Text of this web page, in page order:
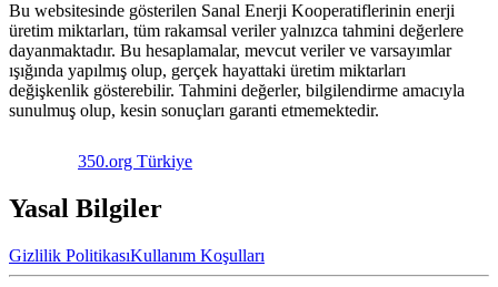
Bu websitesinde gösterilen Sanal Enerji Kooperatiflerinin enerji
üretim miktarları, tüm rakamsal veriler yalnızca tahmini değerlere
dayanmaktadır. Bu hesaplamalar, mevcut veriler ve varsayımlar
ışığında yapılmış olup, gerçek hayattaki üretim miktarları
değişkenlik gösterebilir. Tahmini değerler, bilgilendirme amacıyla
sunulmuş olup, kesin sonuçları garanti etmemektedir.
350.org Türkiye
Yasal Bilgiler
Gizlilik PolitikasıKullanım Koşulları